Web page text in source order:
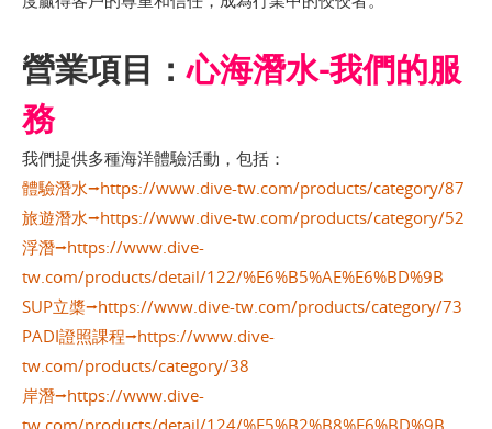
營業項目：心海潛水-我們的服
務
我們提供多種海洋體驗活動，包括：
體驗潛水⭢https://www.dive-tw.com/products/category/87
旅遊潛水⭢https://www.dive-tw.com/products/category/52
浮潛⭢https://www.dive-
tw.com/products/detail/122/%E6%B5%AE%E6%BD%9B
SUP立槳⭢https://www.dive-tw.com/products/category/73
PADI證照課程⭢https://www.dive-
tw.com/products/category/38
岸潛⭢https://www.dive-
tw.com/products/detail/124/%E5%B2%B8%E6%BD%9B